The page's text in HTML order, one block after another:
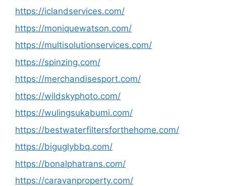
https://iclandservices.com/
https://moniquewatson.com/
https://multisolutionservices.com/
https://spinzing.com/
https://merchandisesport.com/
https://wildskyphoto.com/
https://wulingsukabumi.com/
https://bestwaterfiltersforthehome.com/
https://biguglybbq.com/
https://bonalphatrans.com/
https://caravanproperty.com/